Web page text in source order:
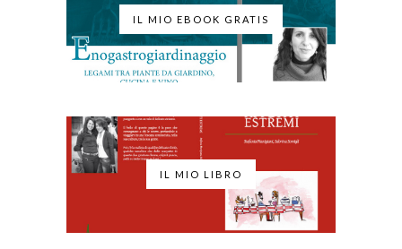
IL MIO EBOOK GRATIS
IL MIO LIBRO